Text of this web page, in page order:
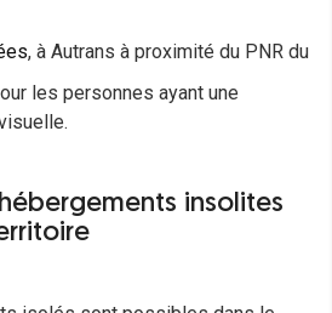
, à Autrans à proximité du PNR du
les personnes ayant une
insolites